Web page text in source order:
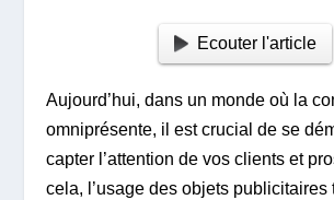
Ecouter l'article
Aujourd’hui, dans un monde où la
omniprésente, il est crucial de se
capter l’attention de vos clients et
cela, l’usage des objets publicitaires